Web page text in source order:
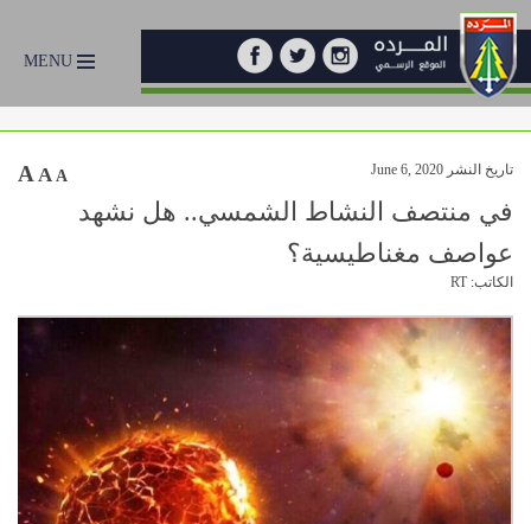
MENU
تاريخ النشر June 6, 2020 A A A
في منتصف النشاط الشمسي.. هل نشهد
عواصف مغناطيسية؟
الكاتب: RT